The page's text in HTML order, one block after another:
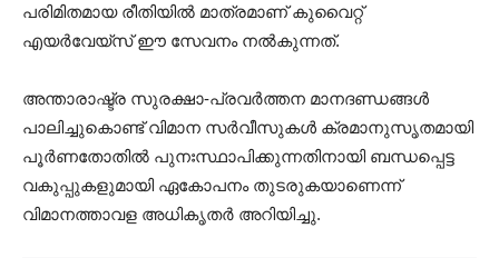
പരിമിതമായ രീതിയിൽ മാത്രമാണ് കുവൈറ്റ്
എയർവേയ്‌സ് ഈ സേവനം നൽകുന്നത്.
അന്താരാഷ്ട്ര സുരക്ഷാ-പ്രവർത്തന മാനദണ്ഡങ്ങൾ
പാലിച്ചുകൊണ്ട് വിമാന സർവീസുകൾ ക്രമാനുസൃതമായി
പൂർണതോതിൽ പുനഃസ്ഥാപിക്കുന്നതിനായി ബന്ധപ്പെട്ട
വകുപ്പുകളുമായി ഏകോപനം തുടരുകയാണെന്ന്
വിമാനത്താവള അധികൃതർ അറിയിച്ചു.